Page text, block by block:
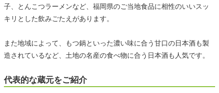
子、とんこつラーメンなど、福岡県のご当地食品に相性のいいスッ
キリとした飲みごたえがあります。
また地域によって、もつ鍋といった濃い味に合う甘口の日本酒も製
造されているなど、土地の名産の食べ物に合う日本酒も人気です。
代表的な蔵元をご紹介